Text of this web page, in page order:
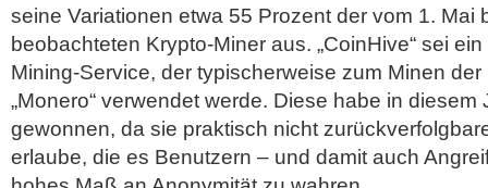
seine Variationen etwa 55 Prozent der vom 1. Mai
beobachteten Krypto-Miner aus. „CoinHive“ sei
Mining-Service, der typischerweise zum Minen
„Monero“ verwendet werde. Diese habe in diesem
gewonnen, da sie praktisch nicht
erlaube, die es Benutzern – und damit auch